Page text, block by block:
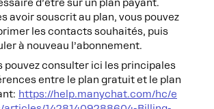
d’être sur un plan payant.
avoir souscrit au plan, vous pouvez
les contacts souhaités, puis
à nouveau l’abonnement.
pouvez consulter ici les principales
entre le plan gratuit et le plan
https://help.manychat.com/hc/e